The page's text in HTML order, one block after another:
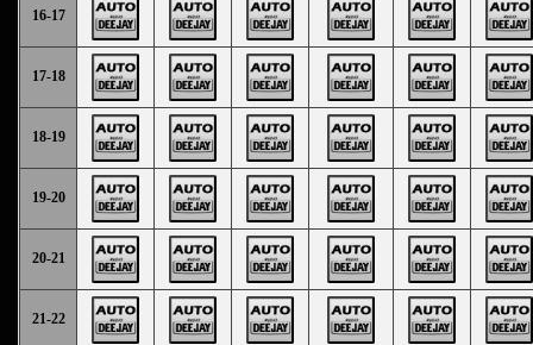
16-17
17-18
18-19
19-20
20-21
21-22